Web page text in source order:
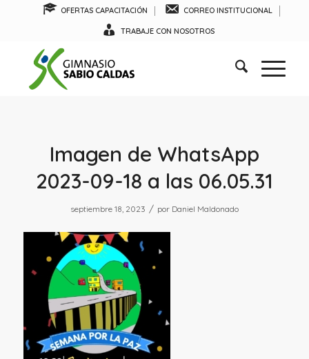
OFERTAS CAPACITACIÓN CORREO INSTITUCIONAL
TRABAJE CON NOSOTROS
Imagen de WhatsApp
2023-09-18 a las 06.05.31
septiembre 18, 2023 / por Daniel Maldonado